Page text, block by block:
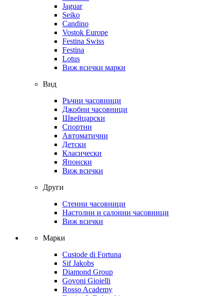
Jaguar
Seiko
Candino
Vostok Europe
Festina Swiss
Festina
Lotus
Виж всички марки
Вид
Ръчни часовници
Джобни часовници
Швейцарски
Спортни
Автоматични
Детски
Класически
Японски
Виж всички
Други
Стенни часовници
Настолни и салонни часовници
Виж всички
Марки
Custode di Fortuna
Sif Jakobs
Diamond Group
Govoni Gioielli
Rosso Academy